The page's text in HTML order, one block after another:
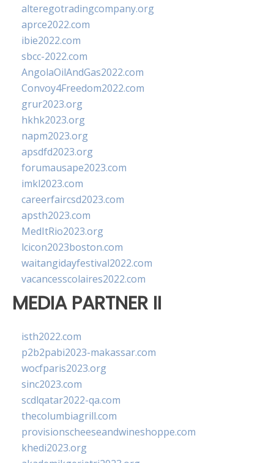
alteregotradingcompany.org
aprce2022.com
ibie2022.com
sbcc-2022.com
AngolaOilAndGas2022.com
Convoy4Freedom2022.com
grur2023.org
hkhk2023.org
napm2023.org
apsdfd2023.org
forumausape2023.com
imkl2023.com
careerfaircsd2023.com
apsth2023.com
MedItRio2023.org
lcicon2023boston.com
waitangidayfestival2022.com
vacancesscolaires2022.com
MEDIA PARTNER II
isth2022.com
p2b2pabi2023-makassar.com
wocfparis2023.org
sinc2023.com
scdlqatar2022-qa.com
thecolumbiagrill.com
provisionscheeseandwineshoppe.com
khedi2023.org